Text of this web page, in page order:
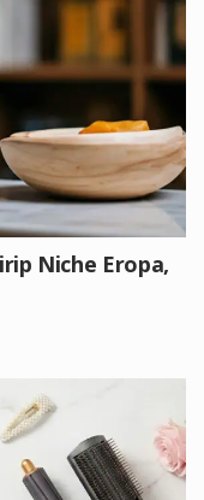
Niche Eropa,